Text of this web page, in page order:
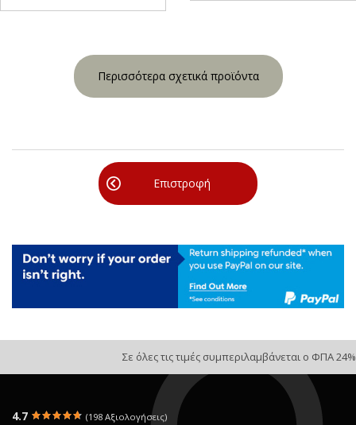
Περισσότερα σχετικά προϊόντα
Επιστροφή
Σε όλες τις τιμές συμπεριλαμβάνεται ο ΦΠΑ 24%
4.7 (198 Αξιολογήσεις)